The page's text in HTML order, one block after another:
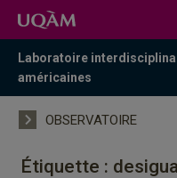
Laboratoire
américaines
OBSERVATOIRE
Étiquette :